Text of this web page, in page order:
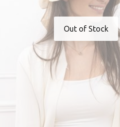
Out of Stock